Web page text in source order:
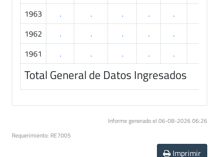
1963
. . . . .
1962
. . . . .
1961
. . . . .
Total General de Datos Ingresados
Informe generado el 06-08-2026 06:26
Requerimiento: RE7005
Imprimir